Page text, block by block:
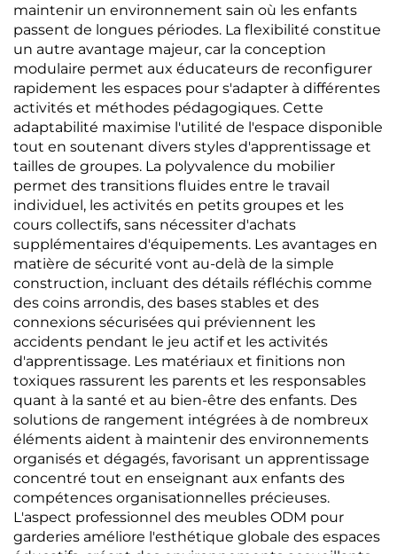
maintenir un environnement sain où les enfants
passent de longues périodes. La flexibilité constitue
un autre avantage majeur, car la conception
modulaire permet aux éducateurs de reconfigurer
rapidement les espaces pour s'adapter à différentes
activités et méthodes pédagogiques. Cette
adaptabilité maximise l'utilité de l'espace disponible
tout en soutenant divers styles d'apprentissage et
tailles de groupes. La polyvalence du mobilier
permet des transitions fluides entre le travail
individuel, les activités en petits groupes et les
cours collectifs, sans nécessiter d'achats
supplémentaires d'équipements. Les avantages en
matière de sécurité vont au-delà de la simple
construction, incluant des détails réfléchis comme
des coins arrondis, des bases stables et des
connexions sécurisées qui préviennent les
accidents pendant le jeu actif et les activités
d'apprentissage. Les matériaux et finitions non
toxiques rassurent les parents et les responsables
quant à la santé et au bien-être des enfants. Des
solutions de rangement intégrées à de nombreux
éléments aident à maintenir des environnements
organisés et dégagés, favorisant un apprentissage
concentré tout en enseignant aux enfants des
compétences organisationnelles précieuses.
L'aspect professionnel des meubles ODM pour
garderies améliore l'esthétique globale des espaces